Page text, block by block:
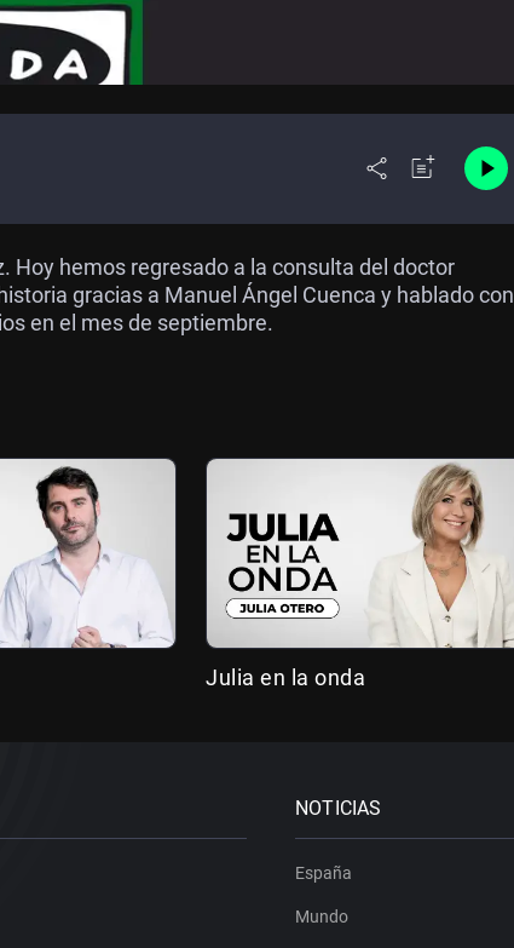
Hoy hemos regresado a la consulta del doctor
gracias a Manuel Ángel Cuenca y hablado con
en el mes de septiembre.
Julia en la onda
NOTICIAS
España
Mundo